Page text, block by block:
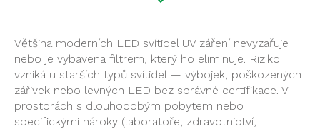
Většina moderních LED svítidel UV záření nevyzařuje
nebo je vybavena filtrem, který ho eliminuje. Riziko
vzniká u starších typů svítidel — výbojek, poškozených
zářivek nebo levných LED bez správné certifikace. V
prostorách s dlouhodobým pobytem nebo
specifickými nároky (laboratoře, zdravotnictví,